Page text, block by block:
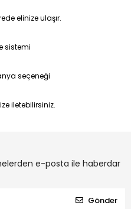
elinize ulaşır.
sistemi
seçeneği
iletebilirsiniz.
e-posta ile haberdar
Gönder